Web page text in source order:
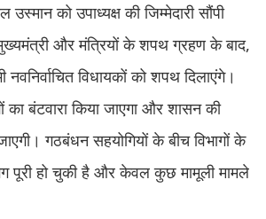
उस्मान को उपाध्यक्ष की जिम्मेदारी सौंपी
और मंत्रियों के शपथ ग्रहण के बाद,
नवनिर्वाचित विधायकों को शपथ दिलाएंगे।
का बंटवारा किया जाएगा और शासन की
गठबंधन सहयोगियों के बीच विभागों के
पूरी हो चुकी है और केवल कुछ मामूली मामले